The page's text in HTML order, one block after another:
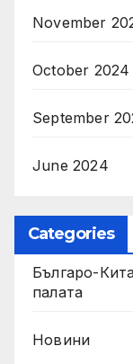
November
October 2024
September
June 2024
Categories
Българо-
палaта
Новини